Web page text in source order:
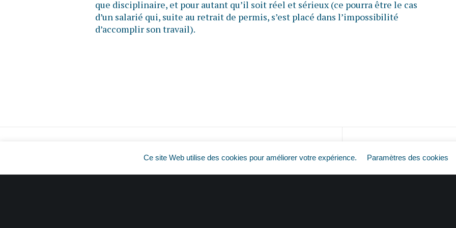
que disciplinaire, et pour autant qu’il soit réel et sérieux (ce pourra être le cas
d’un salarié qui, suite au retrait de permis, s’est placé dans l’impossibilité
d’accomplir son travail).
Plus de permis = plus de travail ?
Ce site Web utilise des cookies pour améliorer votre expérience. Paramètres des cookies